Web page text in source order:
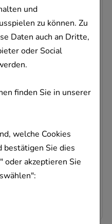
und
zu können. Zu
Daten auch an Dritte,
oder Social
finden Sie in unserer
welche Cookies
bestätigen Sie dies
oder akzeptieren Sie
GmbH